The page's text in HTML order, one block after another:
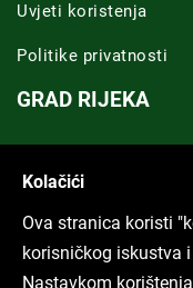
Uvjeti koristenja
Politike privatnosti
GRAD RIJEKA
ARHIVA TEKSTOVA
Kolačići
Ova stranica koristi
korisničkog iskustva
Nastavkom